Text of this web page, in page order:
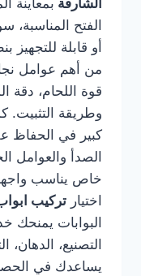
الشارقة بمعاينة
الفتح المناسبة،
أو قابلة للتجهيز
من أهم عوامل
قوة اللحام، دقة
وطريقة التثبيت.
كبير في الحفاظ
الصدأ والعوامل
خاص يناسب
اختيار تركيب
البوابات يمنحك
التصنيع، الدهان،
يساعدك في